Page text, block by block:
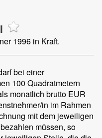
1996 in Kraft.
bei einer
100 Quadratmetern
monatlich brutto EUR
in im Rahmen
mit dem jeweiligen
müssen, so